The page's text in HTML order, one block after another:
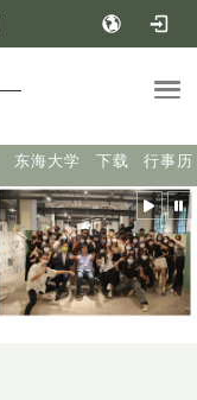
东海大学 下载 行事历